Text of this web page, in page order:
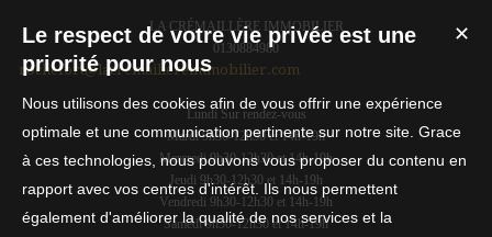
LA CRÉMAILLÈRE IMMOBILIER
0130884980
rochefort@lacremaillereimmobilier.com
Lundi Sur rendez-vous
Mardi 9h30-12h30 et 14h-19h
Mercredi 9h30-12h30 et 14h-19h
Jeudi 9h30-12h30 et 14h-19h
Vendredi 9h30-12h30 et 14h-19h
Samedi 9h30-12h30 et 14h-19h
✕
Le respect de votre vie privée est une
priorité pour nous
Nous utilisons des cookies afin de vous offrir une expérience
optimale et une communication pertinente sur notre site. Grace
à ces technologies, nous pouvons vous proposer du contenu en
rapport avec vos centres d'intérêt. Ils nous permettent
également d'améliorer la qualité de nos services et la